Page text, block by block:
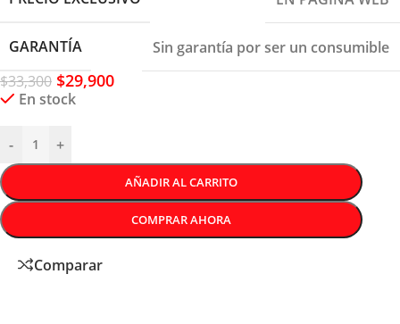
GARANTÍA
Sin garantía por ser un consumible
$33,300 $29,900
En stock
- +
AÑADIR AL CARRITO
COMPRAR AHORA
Comparar